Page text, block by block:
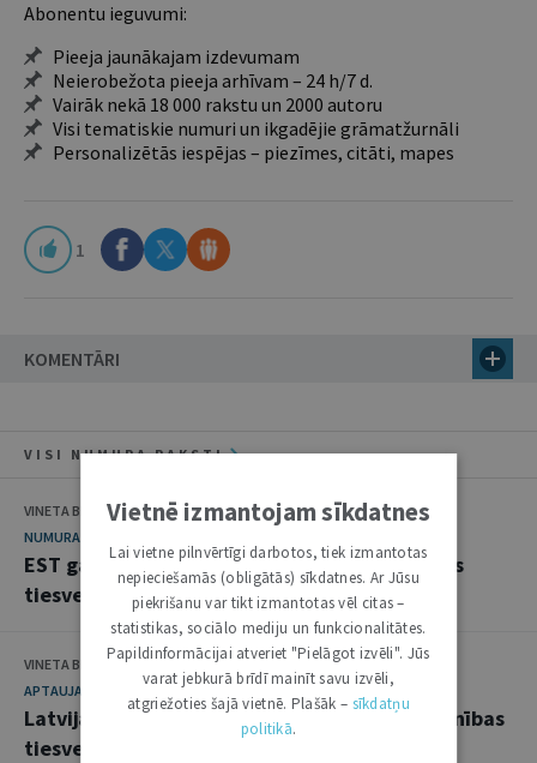
Abonentu ieguvumi:
Pieeja jaunākajam izdevumam
Neierobežota pieeja arhīvam – 24 h/7 d.
Vairāk nekā 18 000 rakstu un 2000 autoru
Visi tematiskie numuri un ikgadējie grāmatžurnāli
Personalizētās iespējas – piezīmes, citāti, mapes
1
KOMENTĀRI
VISI NUMURA RAKSTI
VINETA BEI, ILONA ČEIČA
NUMURA TĒMA
EST gada pārskats – par aktualitātēm Eiropas
tiesvedībās
VINETA BEI, ILONA ČEIČA
APTAUJA
Latvijas pārstāvju skatījums uz Eiropas Savienības
tiesvedību aktualitātēm
Vietnē izmantojam sīkdatnes
Lai vietne pilnvērtīgi darbotos, tiek izmantotas
nepieciešamās (obligātās) sīkdatnes. Ar Jūsu
piekrišanu var tikt izmantotas vēl citas –
statistikas, sociālo mediju un funkcionalitātes.
Papildinformācijai atveriet "Pielāgot izvēli". Jūs
varat jebkurā brīdī mainīt savu izvēli,
atgriežoties šajā vietnē. Plašāk – sīkdatņu
politikā.